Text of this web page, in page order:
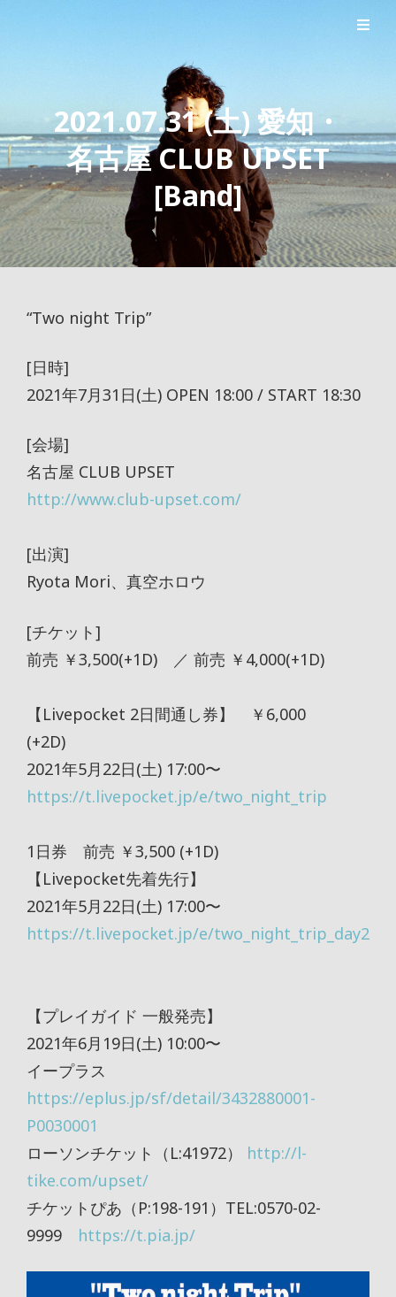
2021.07.31 (土) 愛知・
名古屋 CLUB UPSET
[Band]
“Two night Trip”
[日時]
2021年7月31日(土) OPEN 18:00 / START 18:30
[会場]
名古屋 CLUB UPSET
http://www.club-upset.com/
[出演]
Ryota Mori、真空ホロウ
[チケット]
前売 ￥3,500(+1D) ／ 前売 ￥4,000(+1D)
【Livepocket 2日間通し券】 ￥6,000
(+2D)
2021年5月22日(土) 17:00〜
https://t.livepocket.jp/e/two_night_trip
1日券 前売 ￥3,500 (+1D)
【Livepocket先着先行】
2021年5月22日(土) 17:00〜
https://t.livepocket.jp/e/two_night_trip_day2
【プレイガイド 一般発売】
2021年6月19日(土) 10:00〜
イープラス
https://eplus.jp/sf/detail/3432880001-
P0030001
ローソンチケット（L:41972） http://l-
tike.com/upset/
チケットぴあ（P:198-191）TEL:0570-02-
9999 https://t.pia.jp/